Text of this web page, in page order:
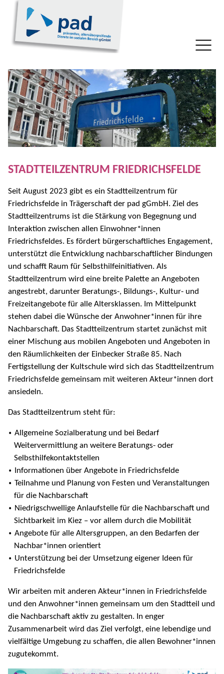
STADTTEILZENTRUM FRIEDRICHSFELDE
Seit August 2023 gibt es ein Stadtteilzentrum für
Friedrichsfelde in Trägerschaft der pad gGmbH. Ziel des
Stadtteilzentrums ist die Stärkung von Begegnung und
Interaktion zwischen allen Einwohner*innen
Friedrichsfeldes. Es fördert bürgerschaftliches Engagement,
unterstützt die Entwicklung nachbarschaftlicher Bindungen
und schafft Raum für Selbsthilfeinitiativen. Als
Stadtteilzentrum wird eine breite Palette an Angeboten
angestrebt, darunter Beratungs-, Bildungs-, Kultur- und
Freizeitangebote für alle Altersklassen. Im Mittelpunkt
stehen dabei die Wünsche der Anwohner*innen für ihre
Nachbarschaft. Das Stadtteilzentrum startet zunächst mit
einer Mischung aus mobilen Angeboten und Angeboten in
den Räumlichkeiten der Einbecker Straße 85. Nach
Fertigstellung der Kultschule wird sich das Stadtteilzentrum
Friedrichsfelde gemeinsam mit weiteren Akteur*innen dort
ansiedeln.
Das Stadtteilzentrum steht für:
Allgemeine Sozialberatung und bei Bedarf
Weitervermittlung an weitere Beratungs- oder
Selbsthilfekontaktstellen
Informationen über Angebote in Friedrichsfelde
Teilnahme und Planung von Festen und Veranstaltungen
für die Nachbarschaft
Niedrigschwellige Anlaufstelle für die Nachbarschaft und
Sichtbarkeit im Kiez – vor allem durch die Mobilität
Angebote für alle Altersgruppen, an den Bedarfen der
Nachbar*innen orientiert
Unterstützung bei der Umsetzung eigener Ideen für
Friedrichsfelde
Wir arbeiten mit anderen Akteur*innen in Friedrichsfelde
und den Anwohner*innen gemeinsam um den Stadtteil und
die Nachbarschaft aktiv zu gestalten. In enger
Zusammenarbeit wird das Ziel verfolgt, eine lebendige und
vielfältige Umgebung zu schaffen, die allen Bewohner*innen
zugutekommt.